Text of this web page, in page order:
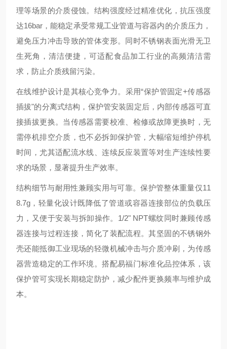
理等场景的介质侵蚀。结构强度经过精准优化，抗压强度
达16bar，能稳定承受常规工业管道与容器内的介质压力，
避免压力冲击导致的管体变形。同时不锈钢表面光滑无卫
生死角，清洁便捷，可适配食品加工行业的高频清洁需
求，防止介质残留污染。
在线维护设计是其核心竞争力。采用“保护管固定+传感器
插拔"的分离式结构，保护管安装固定后，内部传感器可直
接插拔更换。当传感器需要校准、检修或故障更换时，无
需停机排空介质，也不必拆卸保护管，大幅缩短维护停机
时间，尤其适配流水线、连续反应装置等对生产连续性要
求的场景，显著提升生产效率。
结构细节与耐用性兼顾实用与可靠。保护管整体重量仅11
8.7g，轻量化设计既降低了管道或容器连接部位的负载压
力，又便于安装与拆卸操作。1/2" NPT螺纹同时兼顾传感
器连接与过程连接，简化了装配流程。其坚固的不锈钢外
壳还能抵御工业现场的轻微机械冲击与介质冲刷，为传感
器营造稳定的工作环境。搭配易福门标准化品控体系，该
保护管可实现长期稳定防护，减少配件更换频率与维护成
本。